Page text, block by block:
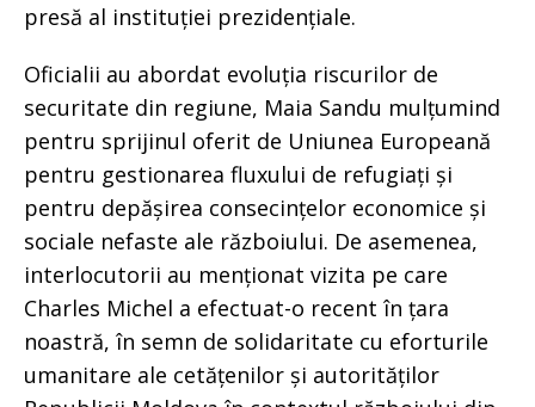
presă al instituției prezidențiale.
Oficialii au abordat evoluția riscurilor de
securitate din regiune, Maia Sandu mulțumind
pentru sprijinul oferit de Uniunea Europeană
pentru gestionarea fluxului de refugiați și
pentru depășirea consecințelor economice și
sociale nefaste ale războiului. De asemenea,
interlocutorii au menționat vizita pe care
Charles Michel a efectuat-o recent în țara
noastră, în semn de solidaritate cu eforturile
umanitare ale cetățenilor și autorităților